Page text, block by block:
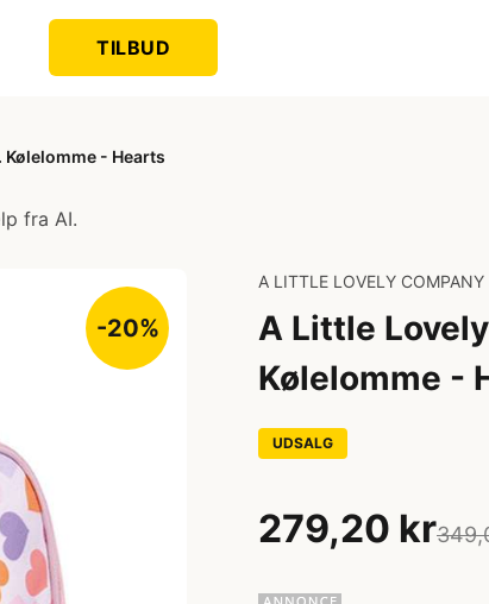
TILBUD
- Hearts
fra AI.
-20%
A LITTLE LOVELY COMPANY
A Little
Kølelomme -
UDSALG
279,20 kr